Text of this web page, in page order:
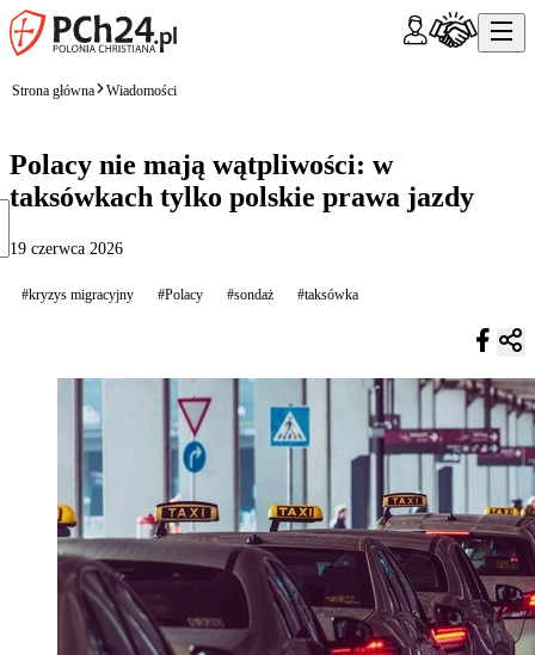
Strona główna Wiadomości
Polacy nie mają wątpliwości: w
taksówkach tylko polskie prawa jazdy
19 czerwca 2026
#kryzys migracyjny #Polacy #sondaż #taksówka